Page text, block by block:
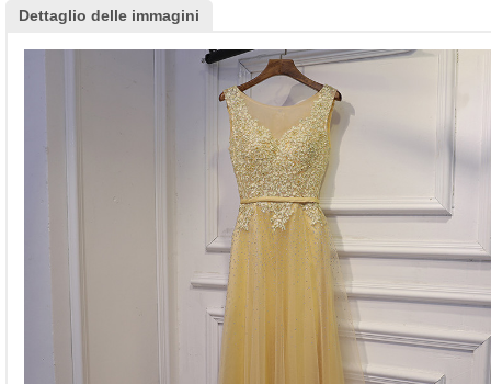
Dettaglio delle immagini